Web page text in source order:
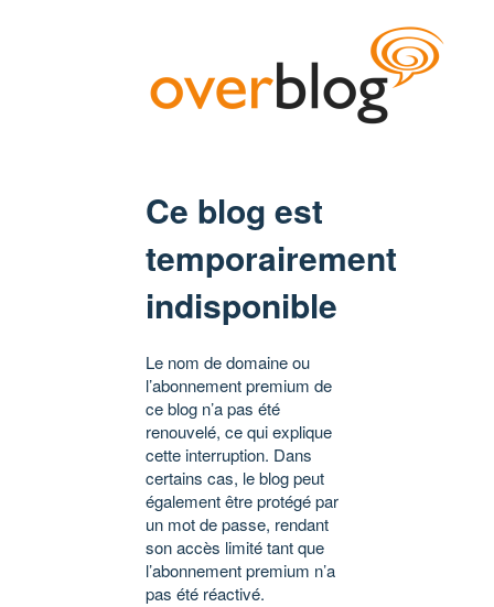
Ce blog est
temporairement
indisponible
Le nom de domaine ou
l’abonnement premium de
ce blog n’a pas été
renouvelé, ce qui explique
cette interruption. Dans
certains cas, le blog peut
également être protégé par
un mot de passe, rendant
son accès limité tant que
l’abonnement premium n’a
pas été réactivé.